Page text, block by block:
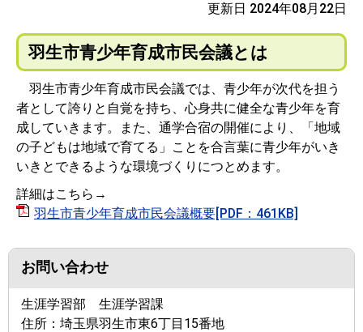
更新日 2024年08月22日
羽生市青少年育成市民会議とは
羽生市青少年育成市民会議では、青少年が次代を担う
者として誇りと自覚を持ち、心身共に健全な青少年を育
成していきます。また、通学合宿の開催により、「地域
の子どもは地域で育てる」ことを合言葉に青少年がいき
いきとできるような環境づくりにつとめます。
詳細はこちら→
羽生市青少年育成市民会議概要[PDF：461KB]
お問い合わせ
生涯学習部 生涯学習課
住所： 埼玉県羽生市東6丁目15番地